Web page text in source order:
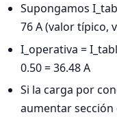
Supongamos
76 A (valor típico,
I_operativa =
0.50 = 36.48 A
Si la carga por
aumentar